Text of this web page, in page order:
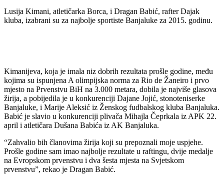
Lusija Kimani, atletičarka Borca, i Dragan Babić, rafter Dajak
kluba, izabrani su za najbolje sportiste Banjaluke za 2015. godinu.
Kimanijeva, koja je imala niz dobrih rezultata prošle godine, među
kojima su ispunjena A olimpijska norma za Rio de Žaneiro i prvo
mjesto na Prvenstvu BiH na 3.000 metara, dobila je najviše glasova
žirija, a pobijedila je u konkurenciji Dajane Jojić, stonoteniserke
Banjaluke, i Marije Aleksić iz Ženskog fudbalskog kluba Banjaluka.
Babić je slavio u konkurenciji plivača Mihajla Čeprkala iz APK 22.
april i atletičara Dušana Babića iz AK Banjaluka.
“Zahvalio bih članovima žirija koji su prepoznali moje uspjehe.
Prošle godine sam imao najbolje rezultate u raftingu, dvije medalje
na Evropskom prvenstvu i dva šesta mjesta na Svjetskom
prvenstvu”, rekao je Dragan Babić.